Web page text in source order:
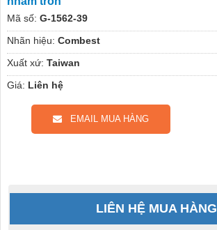
Mã số: G-1562-39
Nhãn hiệu: Combest
Xuất xứ: Taiwan
Giá: Liên hệ
EMAIL MUA HÀNG
LIÊN HỆ MUA HÀNG